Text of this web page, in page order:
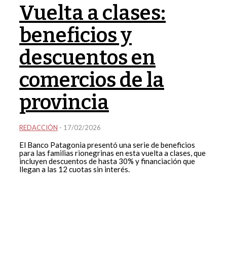
Vuelta a clases:
beneficios y
descuentos en
comercios de la
provincia
REDACCIÓN - 17/02/2026
El Banco Patagonia presentó una serie de beneficios
para las familias rionegrinas en esta vuelta a clases, que
incluyen descuentos de hasta 30% y financiación que
llegan a las 12 cuotas sin interés.